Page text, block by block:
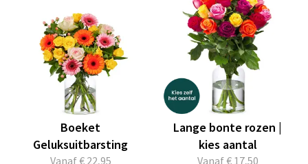
Vanaf€ 22,95
Boeket
Geluksuitbarsting
Vanaf€ 17,50
Lange bonte rozen |
kies aantal